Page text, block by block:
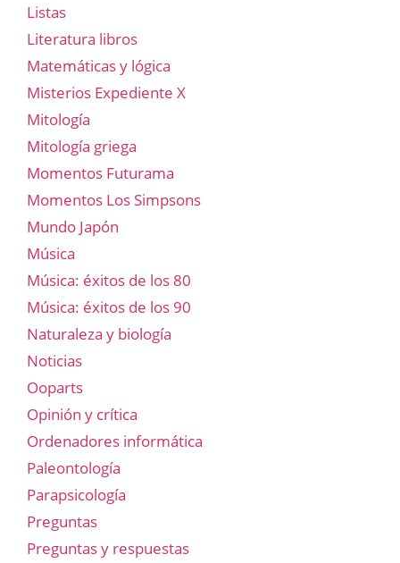
Listas
Literatura libros
Matemáticas y lógica
Misterios Expediente X
Mitología
Mitología griega
Momentos Futurama
Momentos Los Simpsons
Mundo Japón
Música
Música: éxitos de los 80
Música: éxitos de los 90
Naturaleza y biología
Noticias
Ooparts
Opinión y crítica
Ordenadores informática
Paleontología
Parapsicología
Preguntas
Preguntas y respuestas